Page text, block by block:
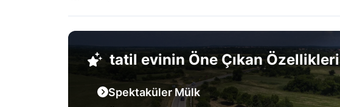
tatil evinin Öne Çıkan Özellikleri
Spektaküler Mülk